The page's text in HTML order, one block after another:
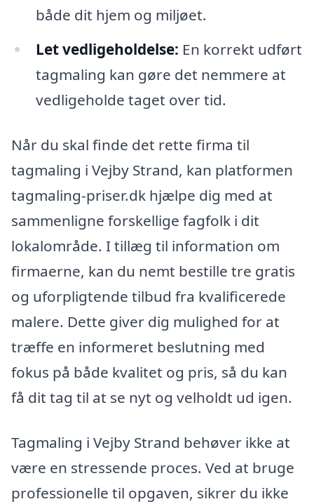
både dit hjem og miljøet.
Let vedligeholdelse: En korrekt udført
tagmaling kan gøre det nemmere at
vedligeholde taget over tid.
Når du skal finde det rette firma til
tagmaling i Vejby Strand, kan platformen
tagmaling-priser.dk hjælpe dig med at
sammenligne forskellige fagfolk i dit
lokalområde. I tillæg til information om
firmaerne, kan du nemt bestille tre gratis
og uforpligtende tilbud fra kvalificerede
malere. Dette giver dig mulighed for at
træffe en informeret beslutning med
fokus på både kvalitet og pris, så du kan
få dit tag til at se nyt og velholdt ud igen.
Tagmaling i Vejby Strand behøver ikke at
være en stressende proces. Ved at bruge
professionelle til opgaven, sikrer du ikke